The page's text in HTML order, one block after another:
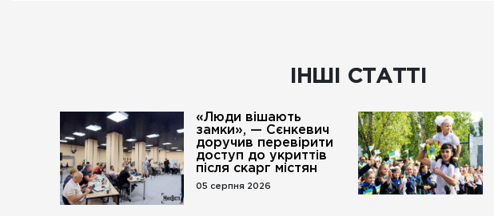
ІНШІ СТАТТІ
«Люди вішають
замки», — Сєнкевич
доручив перевірити
доступ до укриттів
після скарг містян
05 серпня 2026